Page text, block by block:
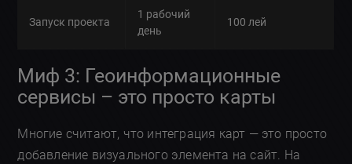
Запуск проекта
1 рабочий
день
100 лей
Миф 3: Геоинформационные
сервисы – это просто карты
Многие считают, что интеграция карт — это просто
добавление визуального элемента на сайт. На